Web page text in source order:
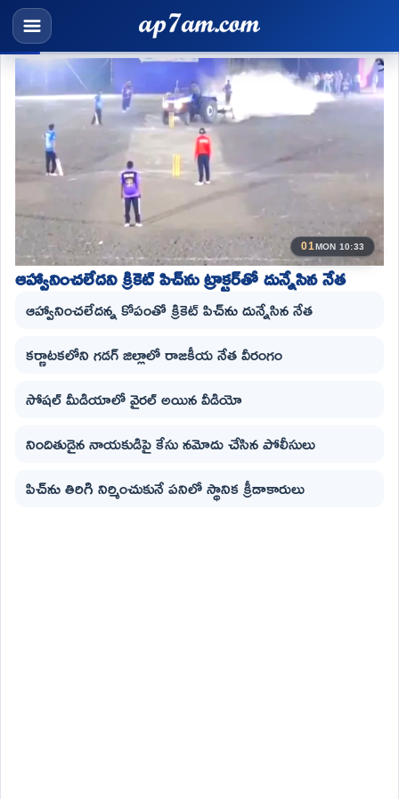
01MON 10:33
ఆహ్వానించలేదని క్రికెట్ పిచ్‌ను ట్రాక్టర్‌తో దున్నేసిన నేత
ఆహ్వానించలేదన్న కోపంతో క్రికెట్ పిచ్‌ను దున్నేసిన నేత
కర్ణాటకలోని గడగ్ జిల్లాలో రాజకీయ నేత వీరంగం
సోషల్ మీడియాలో వైరల్ అయిన వీడియో
నిందితుడైన నాయకుడిపై కేసు నమోదు చేసిన పోలీసులు
పిచ్‌ను తిరిగి నిర్మించుకునే పనిలో స్థానిక క్రీడాకారులు